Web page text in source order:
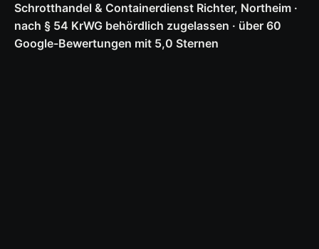
Schrotthandel & Containerdienst Richter, Northeim ·
nach § 54 KrWG behördlich zugelassen · über 60
Google-Bewertungen mit 5,0 Sternen